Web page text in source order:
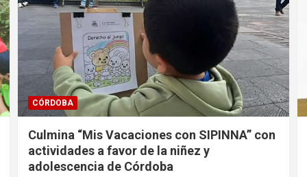
CÓRDOBA
Culmina “Mis Vacaciones con SIPINNA” con
actividades a favor de la niñez y
adolescencia de Córdoba